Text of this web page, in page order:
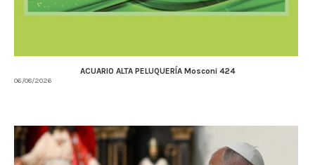
ACUARIO ALTA PELUQUERÍA Mosconi 424
06/08/2026